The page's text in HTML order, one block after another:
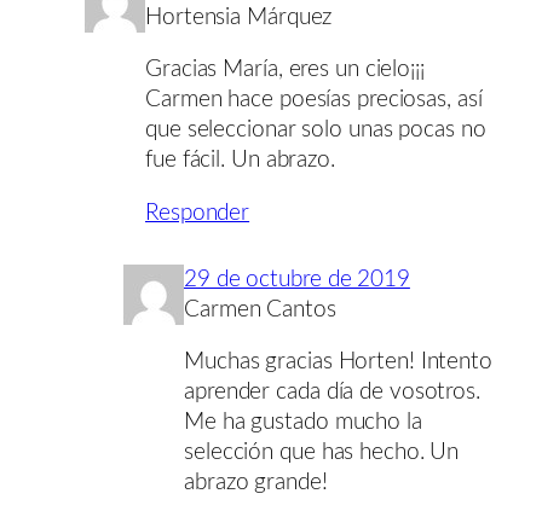
Hortensia Márquez
Gracias María, eres un cielo¡¡¡
Carmen hace poesías preciosas, así
que seleccionar solo unas pocas no
fue fácil. Un abrazo.
Responder
29 de octubre de 2019
Carmen Cantos
Muchas gracias Horten! Intento
aprender cada día de vosotros.
Me ha gustado mucho la
selección que has hecho. Un
abrazo grande!